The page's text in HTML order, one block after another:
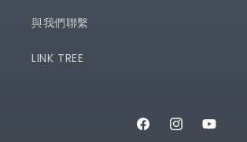
與我們聯繫
LINK TREE
FacebookInstagramYouTube